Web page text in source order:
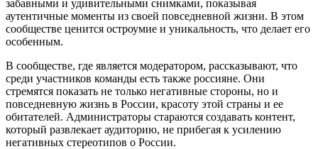
забавными и удивительными снимками, показывая
аутентичные моменты из своей повседневной жизни. В этом
сообществе ценится остроумие и уникальность, что делает его
особенным.
В сообществе, где является модератором, рассказывают, что
среди участников команды есть также россияне. Они
стремятся показать не только негативные стороны, но и
повседневную жизнь в России, красоту этой страны и ее
обитателей. Администраторы стараются создавать контент,
который развлекает аудиторию, не прибегая к усилению
негативных стереотипов о России.